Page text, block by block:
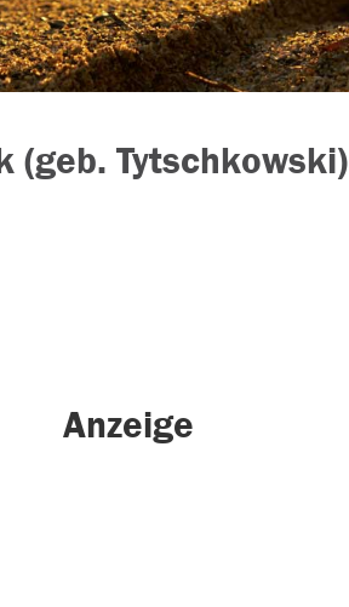
(geb. Tytschkowski)
Anzeige